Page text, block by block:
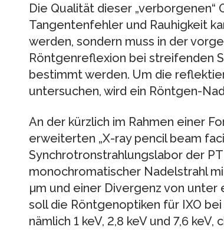
Die Qualität dieser „verborgenen“
Tangentenfehler und Rauhigkeit
werden, sondern muss in der
Röntgenreflexion bei streifenden
bestimmt werden. Um die
untersuchen, wird ein Röntgen-
An der kürzlich im Rahmen einer
erweiterten „X-ray pencil beam
Synchrotronstrahlungslabor der
monochromatischer Nadelstrahl
µm und einer Divergenz von
soll die Röntgenoptiken für IXO
nämlich 1 keV, 2,8 keV und 7,6